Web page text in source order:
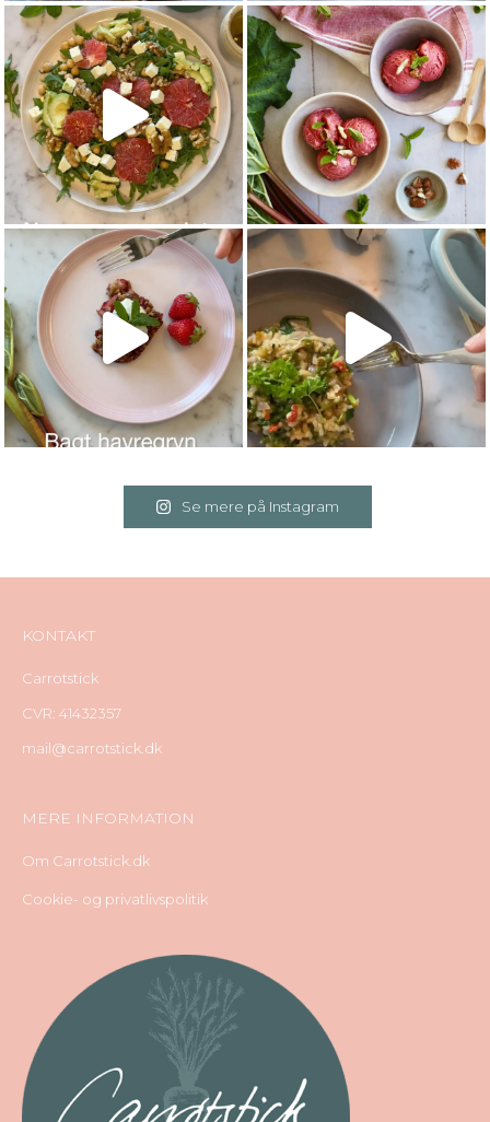
Se mere på Instagram
KONTAKT
Carrotstick
CVR: 41432357
mail@carrotstick.dk
MERE INFORMATION
Om Carrotstick.dk
Cookie- og privatlivspolitik